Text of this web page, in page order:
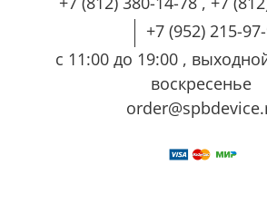
+7 (952) 215-
с 11:00 до 19:00 ,
воскресенье